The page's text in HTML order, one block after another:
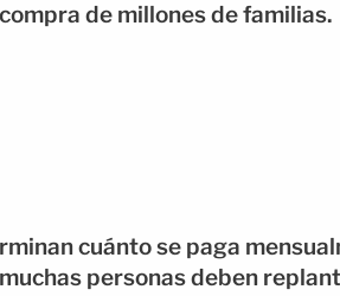
de millones de familias.
cuánto se paga
personas deben